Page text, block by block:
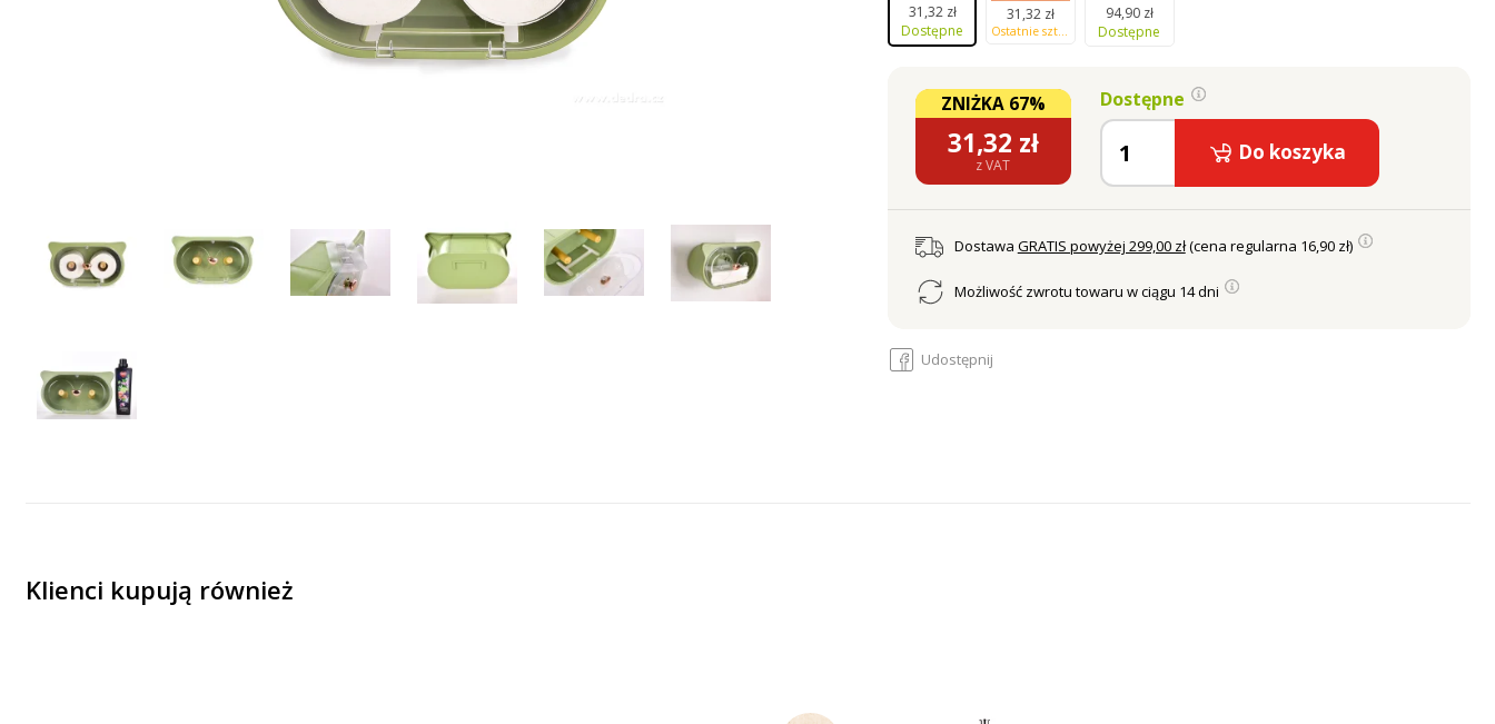
31,32 zł
Dostępne
31,32 zł
Ostatnie sztuki na magazynie
94,90 zł
Dostępne
ZNIŻKA 67%
31,32 zł
z VAT
Dostępne
Do koszyka
Dostawa GRATIS powyżej 299,00 zł(cena regularna 16,90 zł)
Możliwość zwrotu towaru w ciągu 14 dni
Udostępnij
Klienci kupują również